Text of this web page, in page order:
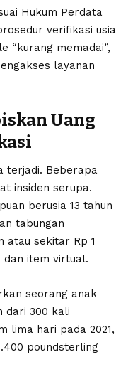
Hukum Perdata
verifikasi usia
“kurang memadai”,
layanan
Uang
terjadi. Beberapa
insiden serupa.
berusia 13 tahun
tabungan
atau sekitar Rp 1
dan item virtual.
seorang anak
dari 300 kali
lima hari pada 2021,
poundsterling